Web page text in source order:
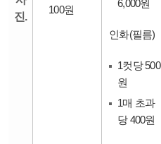
진.
100원
6,000원
인화(필름)
1컷당 500
원
1매 초과
당 400원